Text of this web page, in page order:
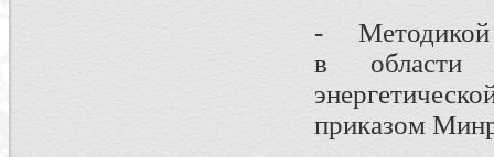
- Методикой
в области
приказом